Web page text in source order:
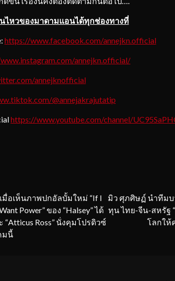
ไหวของมาดามแอนได้ทุกช่องทางที่
https://www.facebook.com/annejkn.official
annejkn.official/
annejknofficial
@annejakrajutatip
https://www.youtube.com/channel/
มื่อเห็นภาพปกอัลบั้มใหม่ “If I
Power” ของ “Halsey” ได้
“Atticus Ross” นั่งคุมโปรดิวซ์
มนี้
มิว ศุภศิษฏ์ นำทีมบ
ทุน ไทย-จีน-สหรัฐ
โลกให้